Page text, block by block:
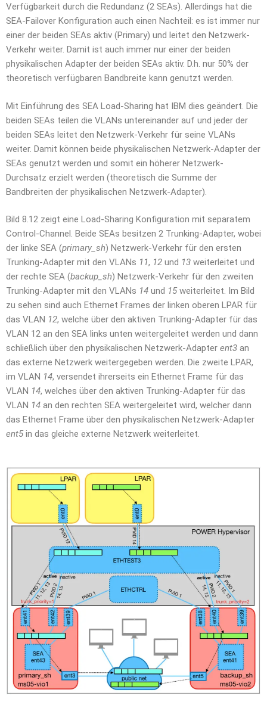
Verfügbarkeit durch die Redundanz (2 SEAs). Allerdings hat die
SEA-Failover Konfiguration auch einen Nachteil: es ist immer nur
einer der beiden SEAs aktiv (Primary) und leitet den Netzwerk-
Verkehr weiter. Damit ist auch immer nur einer der beiden
physikalischen Adapter der beiden SEAs aktiv. D.h. nur 50% der
theoretisch verfügbaren Bandbreite kann genutzt werden.
Mit Einführung des SEA Load-Sharing hat IBM dies geändert. Die
beiden SEAs teilen die VLANs untereinander auf und jeder der
beiden SEAs leitet den Netzwerk-Verkehr für seine VLANs
weiter. Damit können beide physikalischen Netzwerk-Adapter der
SEAs genutzt werden und somit ein höherer Netzwerk-
Durchsatz erzielt werden (theoretisch die Summe der
Bandbreiten der physikalischen Netzwerk-Adapter).
Bild 8.12 zeigt eine Load-Sharing Konfiguration mit separatem
Control-Channel. Beide SEAs besitzen 2 Trunking-Adapter, wobei
der linke SEA (primary_sh) Netzwerk-Verkehr für den ersten
Trunking-Adapter mit den VLANs 11, 12 und 13 weiterleitet und
der rechte SEA (backup_sh) Netzwerk-Verkehr für den zweiten
Trunking-Adapter mit den VLANs 14 und 15weiterleitet. Im Bild
zu sehen sind auch Ethernet Frames der linken oberen LPAR für
das VLAN 12, welche über den aktiven Trunking-Adapter für das
VLAN 12 an den SEA links unten weitergeleitet werden und dann
schließlich über den physikalischen Netzwerk-Adapter ent3 an
das externe Netzwerk weitergegeben werden. Die zweite LPAR,
im VLAN 14, versendet ihrerseits ein Ethernet Frame für das
VLAN 14, welches über den aktiven Trunking-Adapter für das
VLAN 14 an den rechten SEA weitergeleitet wird, welcher dann
das Ethernet Frame über den physikalischen Netzwerk-Adapter
ent5in das gleiche externe Netzwerk weiterleitet.